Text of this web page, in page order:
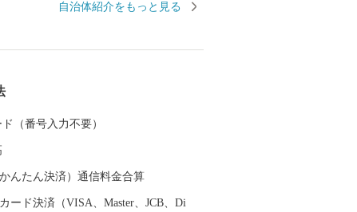
情を見せてくれます。「花の百名山」
は、狩猟を生業としてきた「マタギ」
し、現在でも阿仁地区ではマタギ発祥
秋田内陸縦貫鉄道」は、鷹巣～角館
部を南北に縦貫するローカル線です。
どかな田園や雄大な山々が広がり、日
自治体紹介をもっと見る
（番号入力不要）
かんたん決済）通信料金合算
ード決済（VISA、Master、JCB、Di